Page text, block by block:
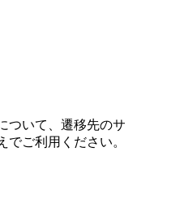
ついて、遷移先のサ
でご利用ください。